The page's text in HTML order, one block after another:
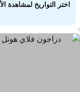
اختر التواريخ لمشاهدة